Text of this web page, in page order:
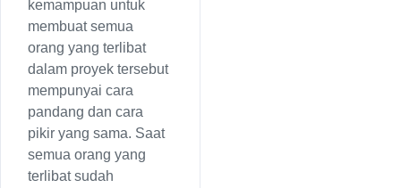
kemampuan untuk
membuat semua
orang yang terlibat
dalam proyek tersebut
mempunyai cara
pandang dan cara
pikir yang sama. Saat
semua orang yang
terlibat sudah